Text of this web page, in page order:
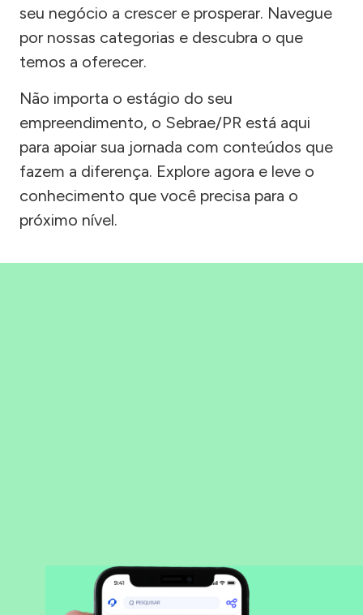
seu negócio a crescer e prosperar. Navegue
por nossas categorias e descubra o que
temos a oferecer.
Não importa o estágio do seu
empreendimento, o Sebrae/PR está aqui
para apoiar sua jornada com conteúdos que
fazem a diferença. Explore agora e leve o
conhecimento que você precisa para o
próximo nível.